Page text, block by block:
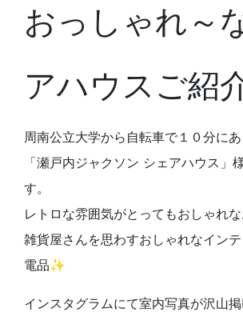
おっしゃれ～
アハウスご紹
周南公立大学から自転車で１０分に
「瀬戸内ジャクソン シェアハウス」
す。
レトロな雰囲気がとってもおしゃれ
雑貨屋さんを思わすおしゃれなイン
電品✨
インスタグラムにて室内写真が沢山